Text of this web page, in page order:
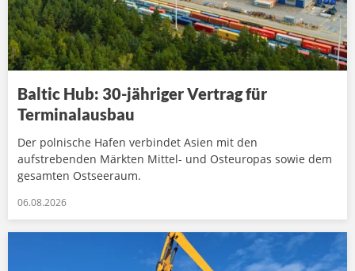
Baltic Hub: 30-jähriger Vertrag für
Terminalausbau
Der polnische Hafen verbindet Asien mit den
aufstrebenden Märkten Mittel- und Osteuropas sowie dem
gesamten Ostseeraum.
06.08.2026